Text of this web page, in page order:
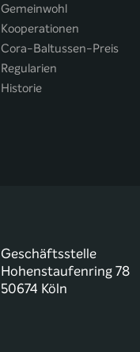
Gemeinwohl
Kooperationen
Cora-Baltussen-Preis
Regularien
Historie
Geschäftsstelle
Hohenstaufenring 78
50674 Köln